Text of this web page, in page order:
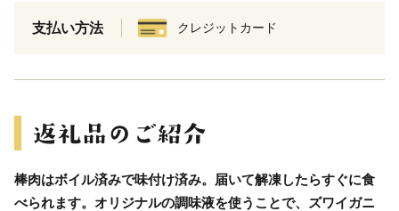
支払い方法 クレジットカード
棒肉はボイル済みで味付け済み。届いて解凍したらすぐに食
べられます。オリジナルの調味液を使うことで、ズワイガニ